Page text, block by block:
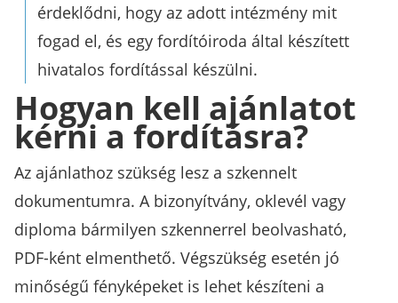
érdeklődni, hogy az adott intézmény mit
fogad el, és egy fordítóiroda által készített
hivatalos fordítással készülni.
Hogyan kell ajánlatot
kérni a fordításra?
Az ajánlathoz szükség lesz a szkennelt
dokumentumra. A bizonyítvány, oklevél vagy
diploma bármilyen szkennerrel beolvasható,
PDF-ként elmenthető. Végszükség esetén jó
minőségű fényképeket is lehet készíteni a